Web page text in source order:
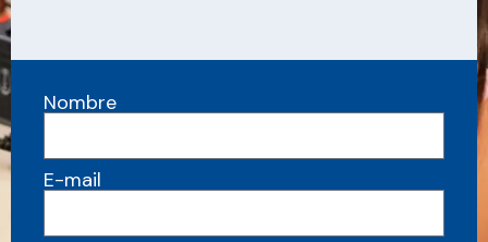
Nombre
E-mail